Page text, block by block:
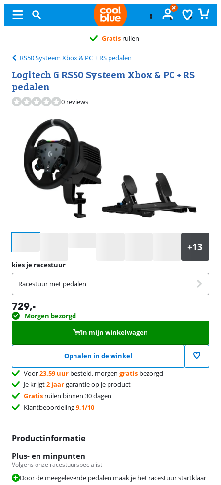
Gratis ruilen
RS50 Systeem Xbox & PC + RS pedalen
Logitech G RS50 Systeem Xbox & PC + RS
pedalen
0 reviews
kies je racestuur
Racestuur met pedalen
729,-
Morgen bezorgd
In mijn winkelwagen
Ophalen in de winkel
Voor23.59 uur besteld, morgen gratis bezorgd
Je krijgt2 jaargarantie op je product
Gratis ruilen binnen 30 dagen
Klantbeoordeling9,1/10
Productinformatie
Plus- en minpunten
Volgens onze racestuurspecialist
Door de meegeleverde pedalen maak je het racestuur startklaar